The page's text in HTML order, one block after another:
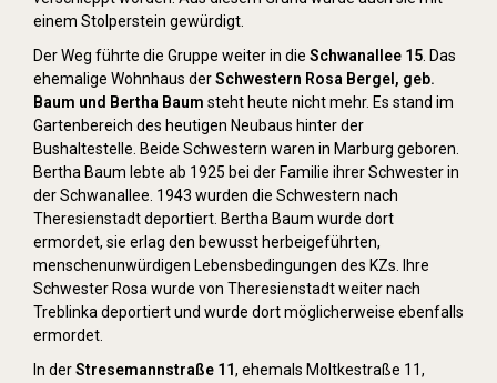
einem Stolperstein gewürdigt.
Der Weg führte die Gruppe weiter in die Schwanallee 15 . Das
ehemalige Wohnhaus derSchwestern Rosa Bergel, geb.
Baum und Bertha Baum steht heute nicht mehr. Es stand im
Gartenbereich des heutigen Neubaus hinter der
Bushaltestelle. Beide Schwestern waren in Marburg geboren.
Bertha Baum lebte ab 1925 bei der Familie ihrer Schwester in
der Schwanallee. 1943 wurden die Schwestern nach
Theresienstadt deportiert. Bertha Baum wurde dort
ermordet, sie erlag den bewusst herbeigeführten,
menschenunwürdigen Lebensbedingungen des KZs. Ihre
Schwester Rosa wurde von Theresienstadt weiter nach
Treblinka deportiert und wurde dort möglicherweise ebenfalls
ermordet.
In derStresemannstraße 11, ehemals Moltkestraße 11,